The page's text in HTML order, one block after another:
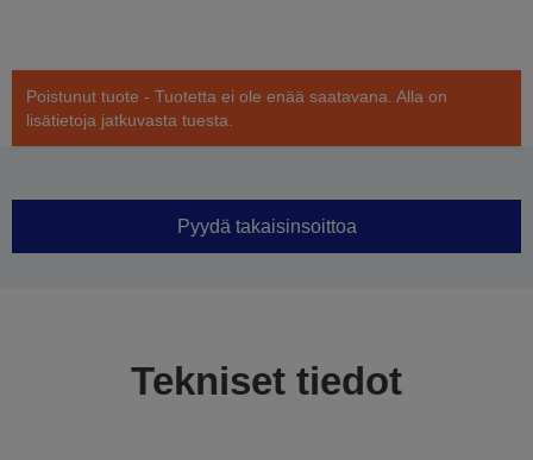
Poistunut tuote - Tuotetta ei ole enää saatavana. Alla on
lisätietoja jatkuvasta tuesta.
Pyydä takaisinsoittoa
Tekniset tiedot